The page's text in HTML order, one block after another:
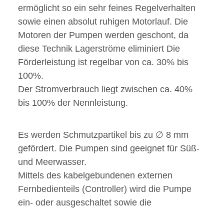
ermöglicht so ein sehr feines Regelverhalten
sowie einen absolut ruhigen Motorlauf. Die
Motoren der Pumpen werden geschont, da
diese Technik Lagerströme eliminiert Die
Förderleistung ist regelbar von ca. 30% bis
100%.
Der Stromverbrauch liegt zwischen ca. 40%
bis 100% der Nennleistung.
Es werden Schmutzpartikel bis zu ∅ 8 mm
gefördert. Die Pumpen sind geeignet für Süß-
und Meerwasser.
Mittels des kabelgebundenen externen
Fernbedienteils (Controller) wird die Pumpe
ein- oder ausgeschaltet sowie die